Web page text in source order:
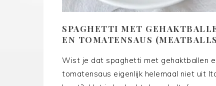
SPAGHETTI MET
EN TOMATENSAUS
Wist je dat spaghetti met gehaktballen
tomatensaus eigenlijk helemaal niet uit